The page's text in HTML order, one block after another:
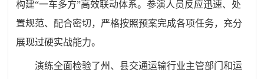
构建“一车多方”高效联动体系。参演人员反应迅速、处
置规范、配合密切，严格按照预案完成各项任务，充分
展现过硬实战能力。
演练全面检验了州、县交通运输行业主管部门和运